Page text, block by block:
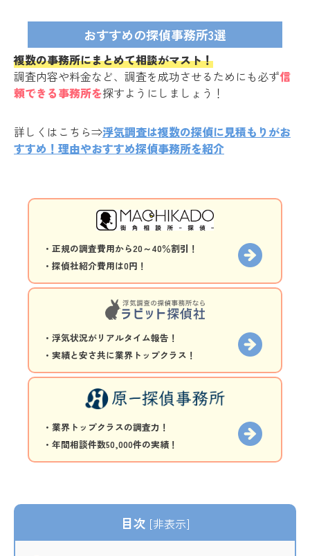
おすすめの探偵事務所3選
複数の事務所にまとめて相談がマスト！
調査内容や料金など、調査を成功させるためにも必ず信
頼できる事務所を探すようにしましょう！
詳しくはこちら⇒浮気調査は複数の探偵に見積もりがお
すすめ！理由やおすすめ探偵事務所を紹介
・正規の調査費用から20～40％割引！
・探偵社紹介費用は0円！
・浮気状況がリアルタイム報告！
・実績と安さ共に業界トップクラス！
・業界トップクラスの調査力！
・年間相談件数50,000件の実績！
目次 [非表示]